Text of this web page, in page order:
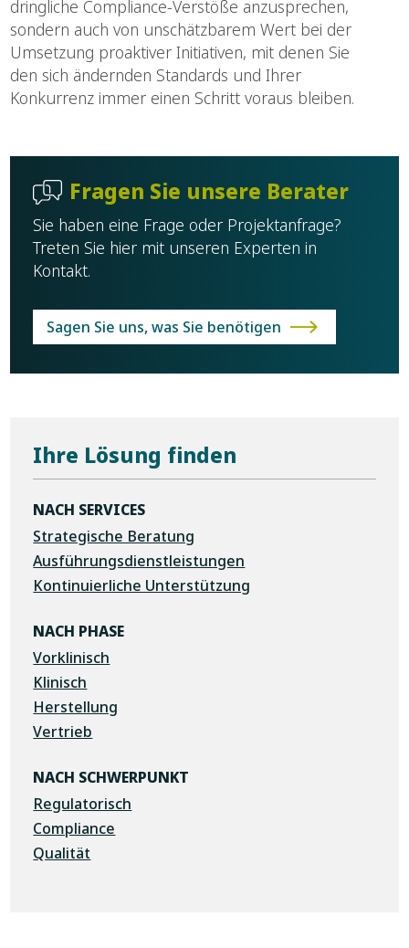
dringliche Compliance-Verstöße anzusprechen,
sondern auch von unschätzbarem Wert bei der
Umsetzung proaktiver Initiativen, mit denen Sie
den sich ändernden Standards und Ihrer
Konkurrenz immer einen Schritt voraus bleiben.
Fragen Sie unsere Berater
Sie haben eine Frage oder Projektanfrage?
Treten Sie hier mit unseren Experten in
Kontakt.
Sagen Sie uns, was Sie benötigen
Ihre Lösung finden
NACH SERVICES
Strategische Beratung
Ausführungsdienstleistungen
Kontinuierliche Unterstützung
NACH PHASE
Vorklinisch
Klinisch
Herstellung
Vertrieb
NACH SCHWERPUNKT
Regulatorisch
Compliance
Qualität